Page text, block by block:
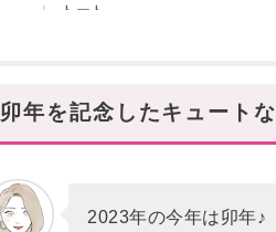
トート
卯年を記念したキュート
2023年の今年は卯年♪